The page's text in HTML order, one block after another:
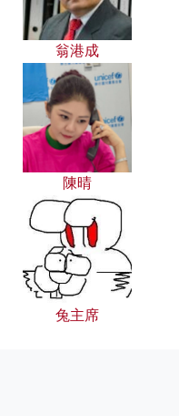
翁港成
陳晴
兔主席